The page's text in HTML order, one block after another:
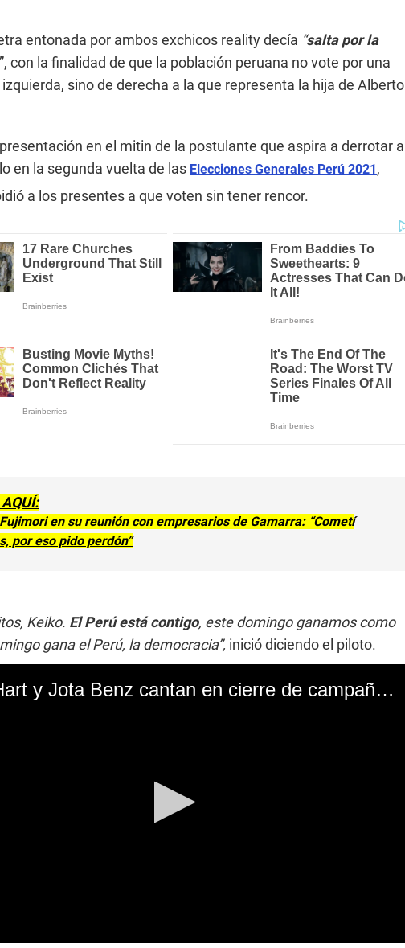
entonada por ambos exchicos reality decía “salta por la
”, con la finalidad de que la población peruana no vote por una
sino de derecha a la que representa la hija de Alberto
en el mitin de la postulante que aspira a derrotar a
en la segunda vuelta de las Elecciones Generales Perú 2021,
a los presentes a que voten sin tener rencor.
en su reunión con empresarios de Gamarra: “Cometí
por eso pido perdón”
Keiko. El Perú está contigo, este domingo ganamos como
gana el Perú, la democracia”, inició diciendo el piloto.
Mario Hart y Jota Benz cantan en cierre de campaña de Keiko Fujimori - Canal N